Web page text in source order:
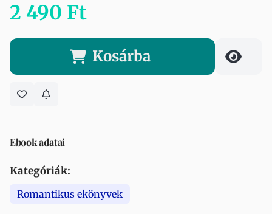
2 490 Ft
Kosárba
Ebook adatai
Kategóriák:
Romantikus ekönyvek